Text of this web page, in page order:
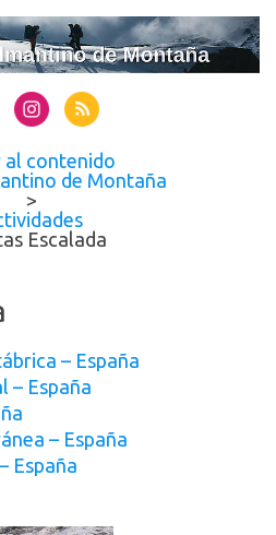
al contenido
de Montaña
>
Escalada
– España
– España
– España
España